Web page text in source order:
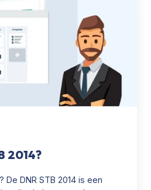
2014?
De DNR STB 2014 is een